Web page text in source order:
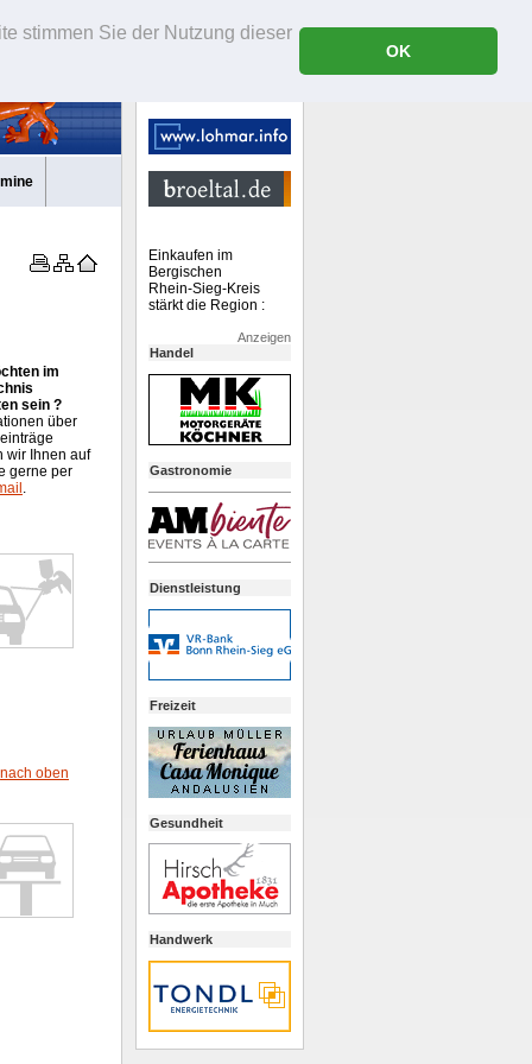
stimmen Sie der Nutzung dieser
OK
im
sein ?
über
wir Ihnen auf
gerne per
.
nach oben
Einkaufen im
Bergischen
Rhein-Sieg-Kreis
stärkt die Region :
Anzeigen
Handel
Gastronomie
Dienstleistung
Freizeit
Gesundheit
Handwerk